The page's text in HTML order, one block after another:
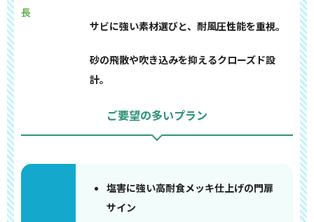
長
サビに強い素材選びと、耐風圧性能を重視。
砂の飛散や吹き込みを抑えるクローズド設
計。
ご要望の多いプラン
塩害に強い高耐食メッキ仕上げの門扉
サイン